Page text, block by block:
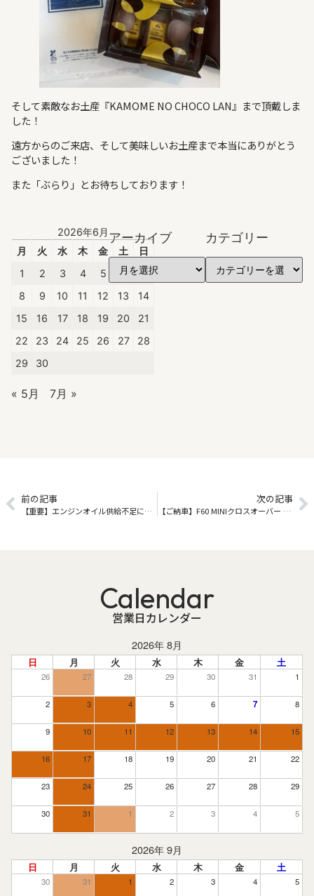
そして素敵なお土産『KAMOME NO CHOCO LAN』まで頂戴しま
した！
遠方からのご来店、そして美味しいお土産まで本当にありがとう
ございました！
また「ぶらり」とお待ちしております！
2026年6月
月
火 水 木 金 土
日
1
2 3 4 5 6
7
8
9 10 11 12 13
14
15
16 17 18 19 20
21
22
23 24 25 26 27
28
29
30
« 5月 7月 »
アーカイブ カテゴリー
前の記事
【重要】エンジンオイル供給不足に伴うご予約受付制限のお知らせ
次の記事
【ご納車】F60 MINIクロスオーバー Cooper SD ALL4
Calendar
営業日カレンダー
2026年 8月
日 月 火 水 木 金 土
26 27 28 29 30 31 1
2 3 4 5 6 7 8
9 10 11 12 13 14 15
16 17 18 19 20 21 22
23 24 25 26 27 28 29
30 31 1 2 3 4 5
2026年 9月
日 月 火 水 木 金 土
30 31 1 2 3 4 5